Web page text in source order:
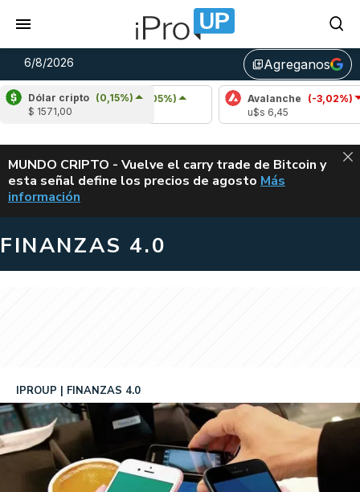
6/8/2026 library_addAgreganos
Dólar cripto (0,15%)
$ 1571,00
Cardano (5,05%)
u$s 0,20
Avalanche (-3,02%)
ALERTA
MUNDO CRIPTO - Vuelve el carry trade de Bitcoin y
esta señal define los precios de agosto VUELVE EL
Más
información
FINANZAS 4.0
IPROUP FINANZAS 4.0